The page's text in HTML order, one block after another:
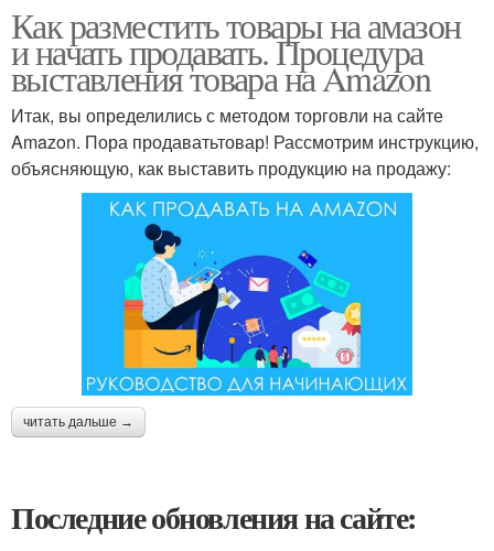
Как разместить товары на амазон
и начать продавать. Процедура
выставления товара на Amazon
Итак, вы определились с методом торговли на сайте
Amazon. Пора продаватьтовар! Рассмотрим инструкцию,
объясняющую, как выставить продукцию на продажу:
читать дальше →
Последние обновления на сайте: